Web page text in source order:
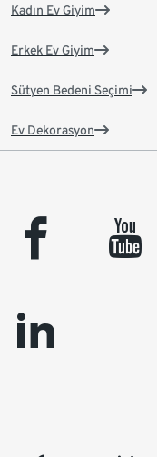
Kadın Ev Giyim
Erkek Ev Giyim
Sütyen Bedeni Seçimi
Ev Dekorasyon
facebook youtube
linkedin